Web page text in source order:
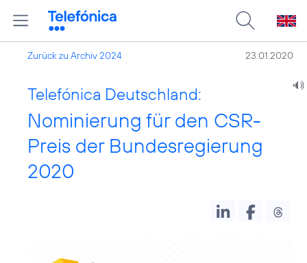
Zurück zu Archiv 2024 23.01.2020
Telefónica Deutschland:
Nominierung für den CSR-
Preis der Bundesregierung
2020